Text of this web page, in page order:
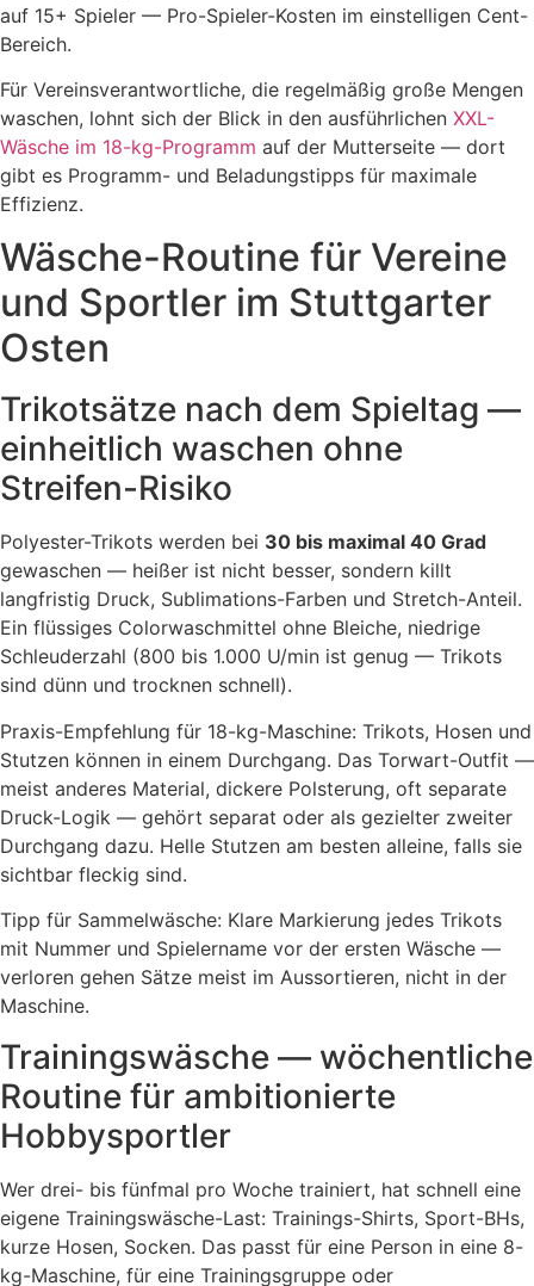
auf 15+ Spieler — Pro-Spieler-Kosten im einstelligen Cent-
Bereich.
Für Vereinsverantwortliche, die regelmäßig große Mengen
waschen, lohnt sich der Blick in den ausführlichen XXL-
Wäsche im 18-kg-Programm auf der Mutterseite — dort
gibt es Programm- und Beladungstipps für maximale
Effizienz.
Wäsche-Routine für Vereine
und Sportler im Stuttgarter
Osten
Trikotsätze nach dem Spieltag —
einheitlich waschen ohne
Streifen-Risiko
Polyester-Trikots werden bei 30 bis maximal 40 Grad
gewaschen — heißer ist nicht besser, sondern killt
langfristig Druck, Sublimations-Farben und Stretch-Anteil.
Ein flüssiges Colorwaschmittel ohne Bleiche, niedrige
Schleuderzahl (800 bis 1.000 U/min ist genug — Trikots
sind dünn und trocknen schnell).
Praxis-Empfehlung für 18-kg-Maschine: Trikots, Hosen und
Stutzen können in einem Durchgang. Das Torwart-Outfit —
meist anderes Material, dickere Polsterung, oft separate
Druck-Logik — gehört separat oder als gezielter zweiter
Durchgang dazu. Helle Stutzen am besten alleine, falls sie
sichtbar fleckig sind.
Tipp für Sammelwäsche: Klare Markierung jedes Trikots
mit Nummer und Spielername vor der ersten Wäsche —
verloren gehen Sätze meist im Aussortieren, nicht in der
Maschine.
Trainingswäsche — wöchentliche
Routine für ambitionierte
Hobbysportler
Wer drei- bis fünfmal pro Woche trainiert, hat schnell eine
eigene Trainingswäsche-Last: Trainings-Shirts, Sport-BHs,
kurze Hosen, Socken. Das passt für eine Person in eine 8-
kg-Maschine, für eine Trainingsgruppe oder